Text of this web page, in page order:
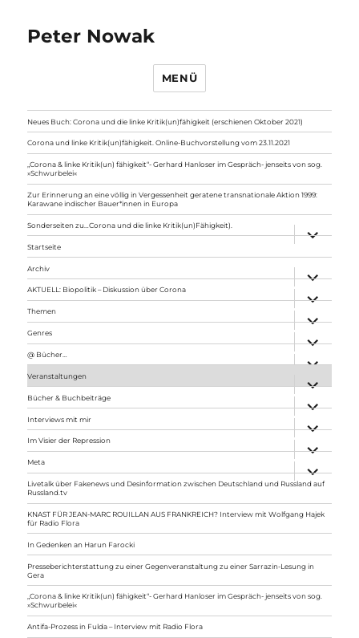
Peter Nowak
MENÜ
Neues Buch: Corona und die linke Kritik(un)fähigkeit (erschienen Oktober 2021)
Corona und linke Kritik(un)fähigkeit. Online-Buchvorstellung vom 23.11.2021
„Corona & linke Kritik(un) fähigkeit“- Gerhard Hanloser im Gespräch- jenseits von sog.
»Schwurbelei«
Zur Erinnerung an eine völlig in Vergessenheit geratene transnationale Aktion 1999:
Karawane indischer Bauer*innen in Europa
Sonderseiten zu…Corona und die linke Kritik(un)Fähigkeit).
anzeigen
Startseite
Archiv
anzeigen
AKTUELL: Biopolitik – Diskussion über Corona
anzeigen
Themen
anzeigen
Genres
anzeigen
@ Bücher…
Veranstaltungen
anzeigen
Bücher & Buchbeiträge
anzeigen
Interviews mit mir
anzeigen
Im Visier der Repression
anzeigen
Meta
anzeigen
Livetalk über Fakenews und Desinformation zwischen Deutschland und Russland auf
Russland.tv
KNAST FÜR JEAN-MARC ROUILLAN AUS FRANKREICH? Interview mit Wolfgang Hajek
für Radio Flora
In Gedenken an Harun Farocki
Presseberichterstattung zu einer Gegenveranstaltung zu einer Sarrazin-Lesung in
Gera
„Corona & linke Kritik(un) fähigkeit“- Gerhard Hanloser im Gespräch- jenseits von sog.
»Schwurbelei«
Antifa-Prozess in Fulda – Interview mit Radio Flora